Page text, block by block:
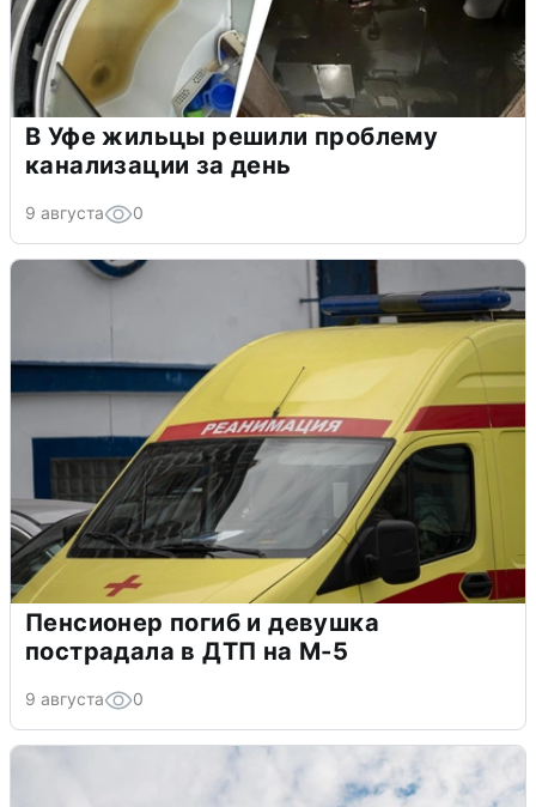
В Уфе жильцы решили проблему
канализации за день
9 августа 0
Пенсионер погиб и девушка
пострадала в ДТП на М-5
9 августа 0